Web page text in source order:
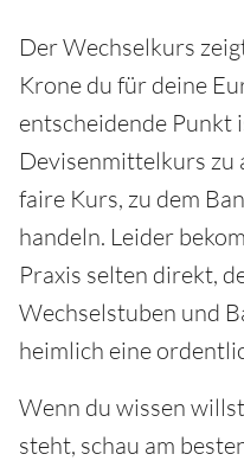
Der Wechselkurs
Krone du für deine
entscheidende Punkt
Devisenmittelkurs zu
faire Kurs, zu dem
handeln. Leider
Praxis selten direkt,
Wechselstuben und
heimlich eine
Wenn du wissen
steht, schau am